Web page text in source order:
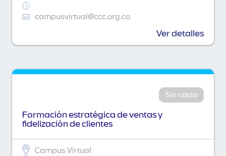
campusvirtual@ccc.org.co
Ver detalles
Sin costo
Formación estratégica de ventas y
fidelización de clientes
Campus Virtual